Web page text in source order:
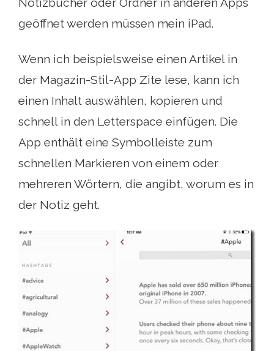
geöffnet werden müssen mein iPad.
Wenn ich beispielsweise einen Artikel in
der Magazin-Stil-App Zite lese, kann ich
einen Inhalt auswählen, kopieren und
schnell in den Letterspace einfügen. Die
App enthält eine Symbolleiste zum
schnellen Markieren von einem oder
mehreren Wörtern, die angibt, worum es in
der Notiz geht.